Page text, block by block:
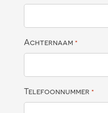
Achternaam *
Telefoonnummer *